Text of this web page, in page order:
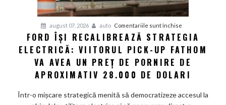
de
august 07, 2026 auto Comentariile sunt închise
Ford
își
recalibrează
electrică:
Viitorul
FORD ÎȘI RECALIBREAZĂ STRATEGIA
ELECTRICĂ: VIITORUL PICK-UP FATHOM
VA AVEA UN PREȚ DE PORNIRE DE
APROXIMATIV 28.000 DE DOLARI
Într-o mișcare strategică menită să democratizeze accesul la